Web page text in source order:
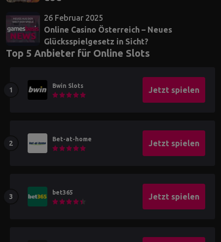
26 Februar 2025
Online Casino Österreich – Neues
Glücksspielgesetz in Sicht?
Top 5 Anbieter für Online Slots
Bwin Slots Jetzt spielen
Bet-at-home Jetzt spielen
bet365 Jetzt spielen